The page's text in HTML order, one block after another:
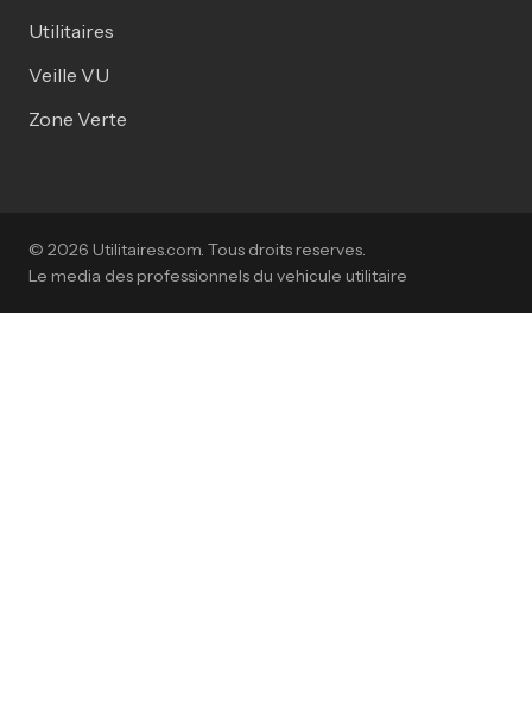
Utilitaires
Veille VU
Zone Verte
© 2026 Utilitaires.com. Tous droits reserves.
Le media des professionnels du vehicule utilitaire